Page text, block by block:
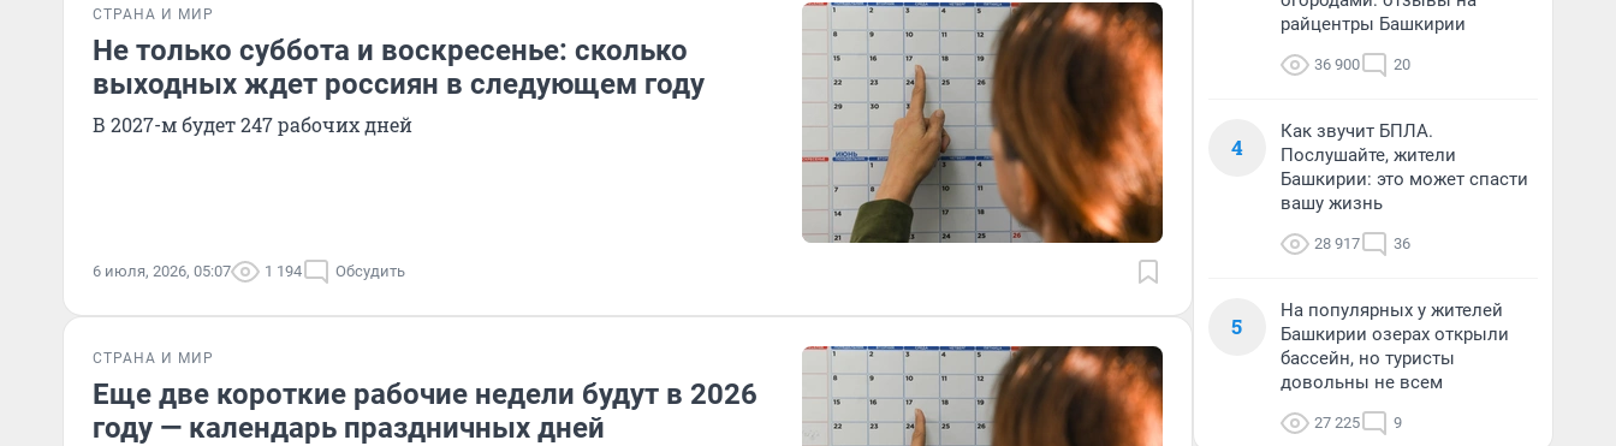
СТРАНА И МИР
Не только суббота и воскресенье: сколько
выходных ждет россиян в следующем году
В 2027-м будет 247 рабочих дней
6 июля, 2026, 05:07 1 194 Обсудить
СТРАНА И МИР
Еще две короткие рабочие недели будут в 2026
году — календарь праздничных дней
райцентры Башкирии
36 900 20
4
Как звучит БПЛА.
Послушайте, жители
Башкирии: это может спасти
вашу жизнь
28 917 36
5
На популярных у жителей
Башкирии озерах открыли
бассейн, но туристы
довольны не всем
27 225 9